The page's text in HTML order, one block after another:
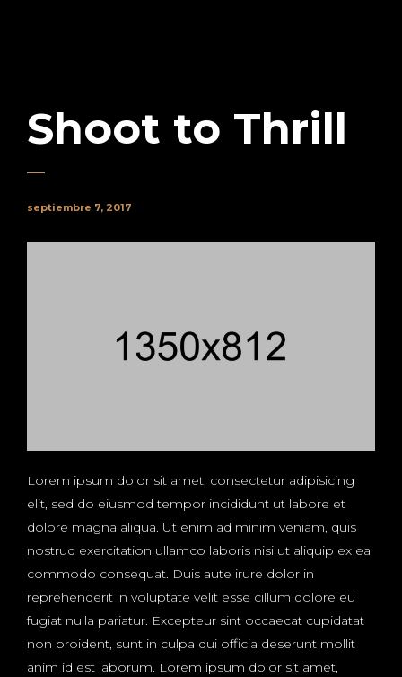
Shoot to Thrill
septiembre 7, 2017
Lorem ipsum dolor sit amet, consectetur adipisicing
elit, sed do eiusmod tempor incididunt ut labore et
dolore magna aliqua. Ut enim ad minim veniam, quis
nostrud exercitation ullamco laboris nisi ut aliquip ex ea
commodo consequat. Duis aute irure dolor in
reprehenderit in voluptate velit esse cillum dolore eu
fugiat nulla pariatur. Excepteur sint occaecat cupidatat
non proident, sunt in culpa qui officia deserunt mollit
anim id est laborum. Lorem ipsum dolor sit amet,